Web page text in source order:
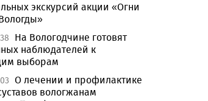
экскурсий акции «Огни
На Вологодчине готовят
наблюдателей к
выборам
О лечении и профилактике
вологжанам